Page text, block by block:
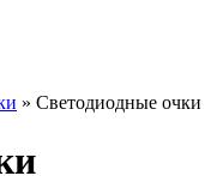
» Светодиодные очки